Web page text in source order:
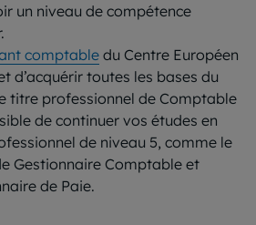
un niveau de compétence
comptable du Centre Européen
d’acquérir toutes les bases du
titre professionnel de Comptable
de continuer vos études en
de niveau 5, comme le
Gestionnaire Comptable et
de Paie.